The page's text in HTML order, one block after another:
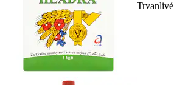
Trvanlivé